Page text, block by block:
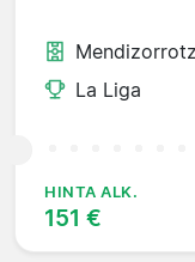
La Liga
HINTA ALK.
151 €